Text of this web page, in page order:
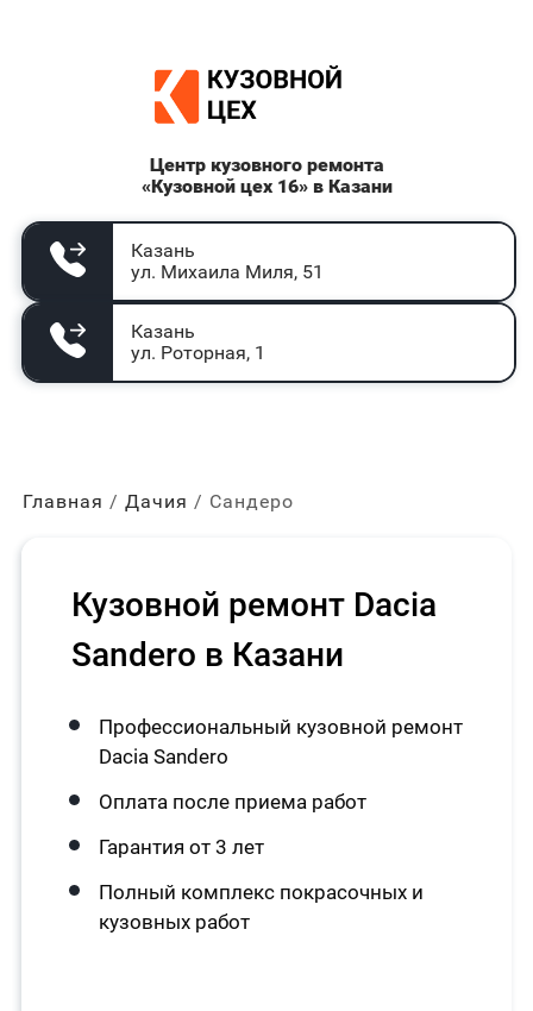
Центр кузовного ремонта
«Кузовной цех 16» в Казани
Казань
ул. Михаила Миля, 51
Казань
ул. Роторная, 1
Главная Дачия Сандеро
Кузовной ремонт Dacia
Sandero в Казани
Профессиональный кузовной ремонт
Dacia Sandero
Оплата после приема работ
Гарантия от 3 лет
Полный комплекс покрасочных и
кузовных работ